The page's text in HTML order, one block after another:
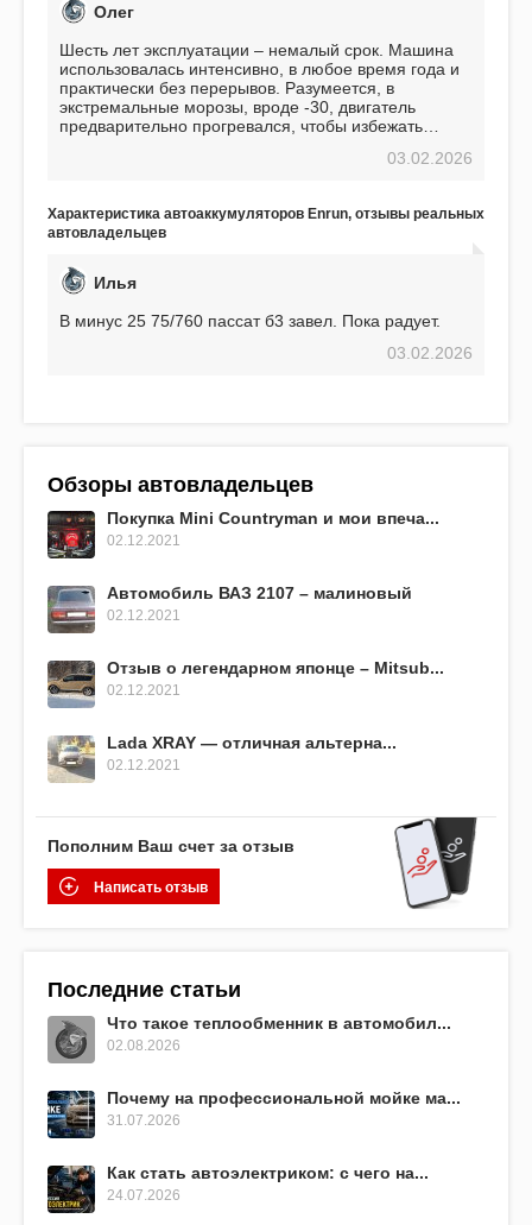
Олег
Шесть лет эксплуатации – немалый срок. Машина
использовалась интенсивно, в любое время года и
практически без перерывов. Разумеется, в
экстремальные морозы, вроде -30, двигатель
предварительно прогревался, чтобы избежать
использования не было ни единой поломки,
EFB 75. Судя по характеристикам, он даже
превосходит предыдущую модель.
03.02.2026
Характеристика автоаккумуляторов Enrun, отзывы реальных
автовладельцев
Илья
В минус 25 75/760 пассат б3 завел. Пока радует.
03.02.2026
Обзоры автовладельцев
Покупка Mini Countryman и мои впеча...
02.12.2021
Автомобиль ВАЗ 2107 – малиновый
02.12.2021
Отзыв о легендарном японце – Mitsub...
02.12.2021
Lada XRAY — отличная альтерна...
02.12.2021
Пополним Ваш счет за отзыв
Написать отзыв
Последние статьи
Что такое теплообменник в автомобил...
02.08.2026
Почему на профессиональной мойке ма...
31.07.2026
Как стать автоэлектриком: с чего на...
24.07.2026